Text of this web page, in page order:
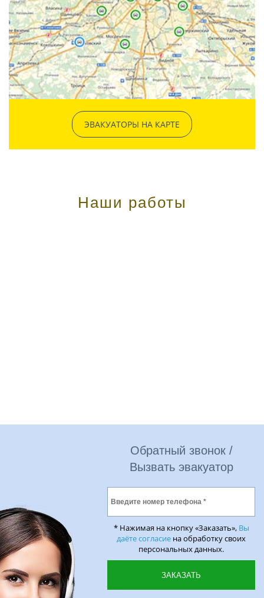
ЭВАКУАТОРЫ НА КАРТЕ
Наши работы
Обратный звонок /
Вызвать эвакуатор
* Нажимая на кнопку «Заказать», Вы
даёте согласие на обработку своих
персональных данных.